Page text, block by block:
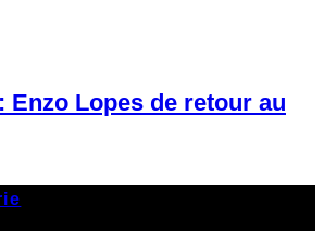
Enzo Lopes de retour au